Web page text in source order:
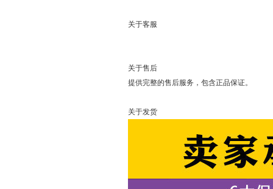
关于客服
关于售后
提供完整的售后服务，包含正品保证。
关于发货